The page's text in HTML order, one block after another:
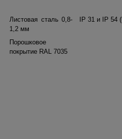
Листовая сталь 0,8-
1,2 мм
Порошковое
покрытие RAL 7035
IP 31 и IP 54